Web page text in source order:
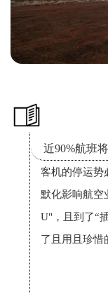
五、根据疫情防控需
公司密切关注、提前
七、各航空公司根据
八、本通知自发布
20〕11号通知失效。
近90%航班
客机的停运势
默化影响航空
U"，且到了“
了且用且珍惜